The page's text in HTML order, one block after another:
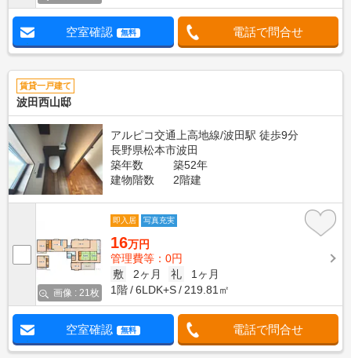
空室確認 無料 電話で問合せ
賃貸一戸建て
波田西山邸
アルピコ交通上高地線/波田駅 徒歩9分
長野県松本市波田
築年数
築52年
建物階数
2階建
画像 : 21枚
即入居 写真充実
16万円
管理費等：0円
敷
2ヶ月 礼
1ヶ月
1階
6LDK+S 219.81㎡
空室確認 無料 電話で問合せ